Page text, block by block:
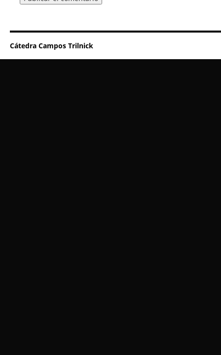
Cátedra Campos Trilnick